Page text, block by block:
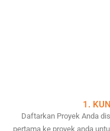
1.
Daftarkan Proyek Anda
pertama ke proyek anda